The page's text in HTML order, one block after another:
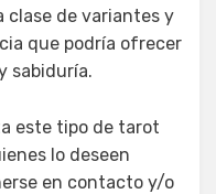
clase de variantes y
que podría ofrecer
sabiduría.
este tipo de tarot
lo deseen
en contacto y/o